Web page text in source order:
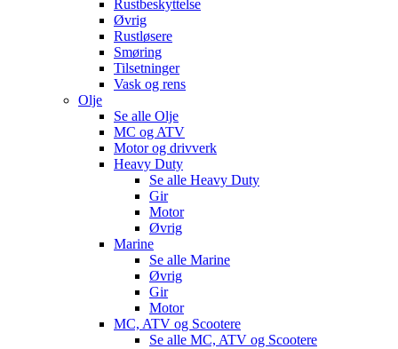
Rustbeskyttelse
Øvrig
Rustløsere
Smøring
Tilsetninger
Vask og rens
Olje
Se alle Olje
MC og ATV
Motor og drivverk
Heavy Duty
Se alle Heavy Duty
Gir
Motor
Øvrig
Marine
Se alle Marine
Øvrig
Gir
Motor
MC, ATV og Scootere
Se alle MC, ATV og Scootere